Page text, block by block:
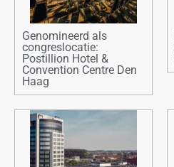
Genomineerd als
congreslocatie:
Postillion Hotel &
Convention Centre Den
Haag